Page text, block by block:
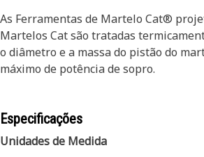
As Ferramentas de Martelo Cat®
Martelos Cat são tratadas
o diâmetro e a massa do pistão do
máximo de potência de sopro.
Especificações
Unidades de Medida